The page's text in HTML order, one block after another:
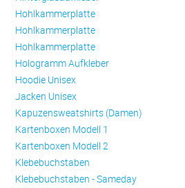
Hohlkammerplatte
Hohlkammerplatte
Hohlkammerplatte
Hologramm Aufkleber
Hoodie Unisex
Jacken Unisex
Kapuzensweatshirts (Damen)
Kartenboxen Modell 1
Kartenboxen Modell 2
Klebebuchstaben
Klebebuchstaben - Sameday